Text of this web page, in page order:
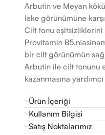
Arbutin ve Meyan
leke görünümüne
Cilt tonu eşitsizliklerini
Provitamin
bir cilt görünümün
Arbutin ile cilt tonunu
kazanmasına
Ürün İçeriği
Kullanım Bilgisi
Satış Noktalarımız